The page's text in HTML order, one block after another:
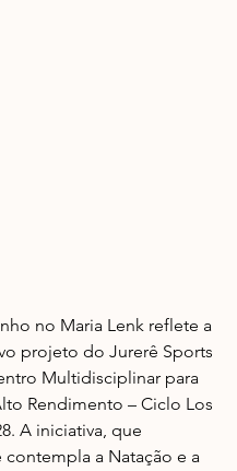
no Maria Lenk reflete a
projeto do Jurerê Sports
Multidisciplinar para
Rendimento – Ciclo Los
A iniciativa, que
a Natação e a